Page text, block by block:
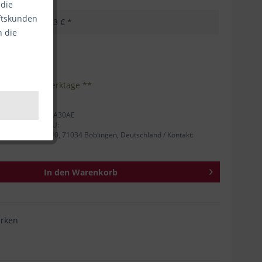
47,03 € *
1-3 Werktage **
3JA30AE
für die EU:
Straße 140, 71034 Böblingen, Deutschland / Kontakt:
In den Warenkorb
die